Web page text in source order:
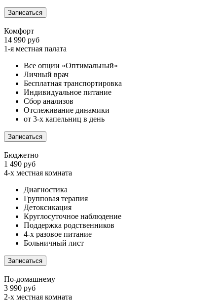
Записаться
Комфорт
14 990 руб
1-я местная палата
Все опции «Оптимальный»
Личный врач
Бесплатная транспортировка
Индивидуальное питание
Сбор анализов
Отслеживание динамики
от 3-х капельниц в день
Записаться
Бюджетно
1 490 руб
4-х местная комната
Диагностика
Групповая терапия
Детоксикация
Круглосуточное наблюдение
Поддержка родственников
4-х разовое питание
Больничный лист
Записаться
По-домашнему
3 990 руб
2-х местная комната